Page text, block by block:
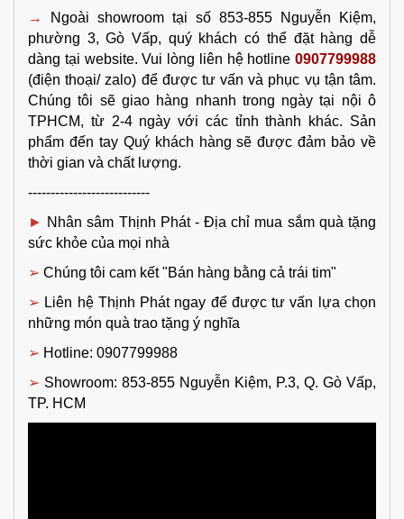
→
Ngoài showroom tại số 853-855 Nguyễn Kiệm,
phường 3, Gò Vấp, quý khách có thể đặt hàng dễ
dàng tại website. Vui lòng liên hệ hotline 0907799988
(điện thoại/ zalo) để được tư vấn và phục vụ tận tâm.
Chúng tôi sẽ giao hàng nhanh trong ngày tại nội ô
TPHCM, từ 2-4 ngày với các tỉnh thành khác. Sản
phẩm đến tay Quý khách hàng sẽ được đảm bảo về
thời gian và chất lượng.
---------------------------
► Nhân sâm Thịnh Phát - Địa chỉ mua sắm quà tặng
sức khỏe của mọi nhà
➢ Chúng tôi cam kết "Bán hàng bằng cả trái tim"
➢ Liên hệ Thịnh Phát ngay để được tư vấn lựa chọn
những món quà trao tặng ý nghĩa
➢ Hotline: 0907799988
➢ Showroom: 853-855 Nguyễn Kiệm, P.3, Q. Gò Vấp,
TP. HCM